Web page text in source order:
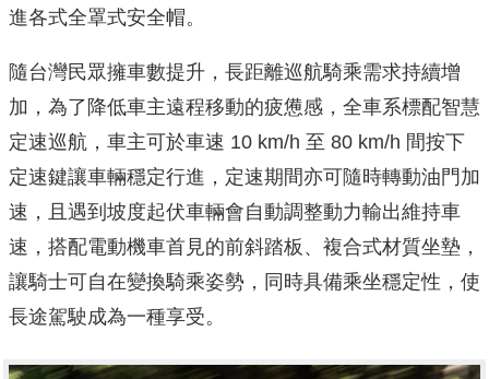
進各式全罩式安全帽。
隨台灣民眾擁車數提升，長距離巡航騎乘需求持續增
加，為了降低車主遠程移動的疲憊感，全車系標配智慧
定速巡航，車主可於車速 10 km/h 至 80 km/h 間按下
定速鍵讓車輛穩定行進，定速期間亦可隨時轉動油門加
速，且遇到坡度起伏車輛會自動調整動力輸出維持車
速，搭配電動機車首見的前斜踏板、複合式材質坐墊，
讓騎士可自在變換騎乘姿勢，同時具備乘坐穩定性，使
長途駕駛成為一種享受。